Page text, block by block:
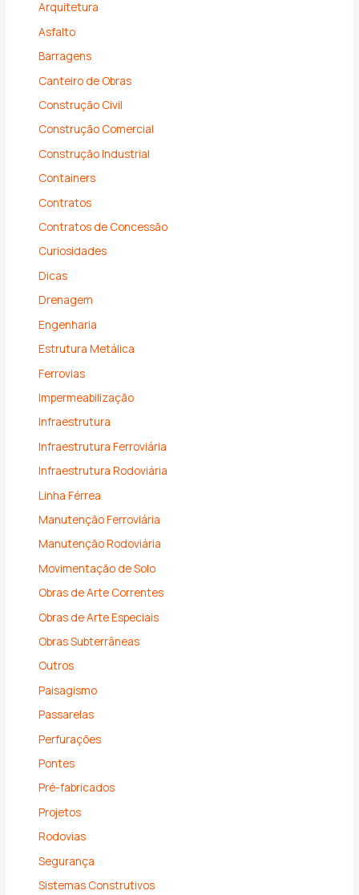
Arquitetura
Asfalto
Barragens
Canteiro de Obras
Construção Civil
Construção Comercial
Construção Industrial
Containers
Contratos
Contratos de Concessão
Curiosidades
Dicas
Drenagem
Engenharia
Estrutura Metálica
Ferrovias
Impermeabilização
Infraestrutura
Infraestrutura Ferroviária
Infraestrutura Rodoviária
Linha Férrea
Manutenção Ferroviária
Manutenção Rodoviária
Movimentação de Solo
Obras de Arte Correntes
Obras de Arte Especiais
Obras Subterrâneas
Outros
Paisagismo
Passarelas
Perfurações
Pontes
Pré-fabricados
Projetos
Rodovias
Segurança
Sistemas Construtivos